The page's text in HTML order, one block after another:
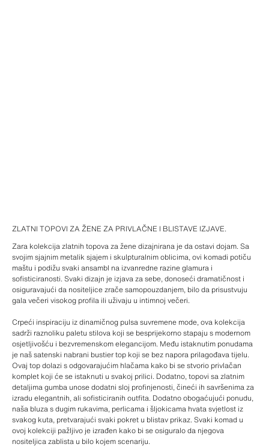
ZLATNI TOPOVI ZA ŽENE ZA PRIVLAČNE I BLISTAVE IZJAVE.
Zara kolekcija zlatnih topova za žene dizajnirana je da ostavi dojam. Sa
svojim sjajnim metalik sjajem i skulpturalnim oblicima, ovi komadi potiču
maštu i podižu svaki ansambl na izvanredne razine glamura i
sofisticiranosti. Svaki dizajn je izjava za sebe, donoseći dramatičnost i
osiguravajući da nositeljice zrače samopouzdanjem, bilo da prisustvuju
gala večeri visokog profila ili uživaju u intimnoj večeri.
Crpeći inspiraciju iz dinamičnog pulsa suvremene mode, ova kolekcija
sadrži raznoliku paletu stilova koji se besprijekorno stapaju s modernom
osjetljivošću i bezvremenskom elegancijom. Među istaknutim ponudama
je naš satenski nabrani bustier top koji se bez napora prilagođava tijelu.
Ovaj top dolazi s odgovarajućim hlačama kako bi se stvorio privlačan
komplet koji će se istaknuti u svakoj prilici. Dodatno, topovi sa zlatnim
detaljima gumba unose dodatni sloj profinjenosti, čineći ih savršenima za
izradu elegantnih, ali sofisticiranih outfita. Dodatno obogaćujući ponudu,
naša bluza s dugim rukavima, perlicama i šljokicama hvata svjetlost iz
svakog kuta, pretvarajući svaki pokret u blistav prikaz. Svaki komad u
ovoj kolekciji pažljivo je izrađen kako bi se osiguralo da njegova
nositeljica zablista u bilo kojem scenariju.